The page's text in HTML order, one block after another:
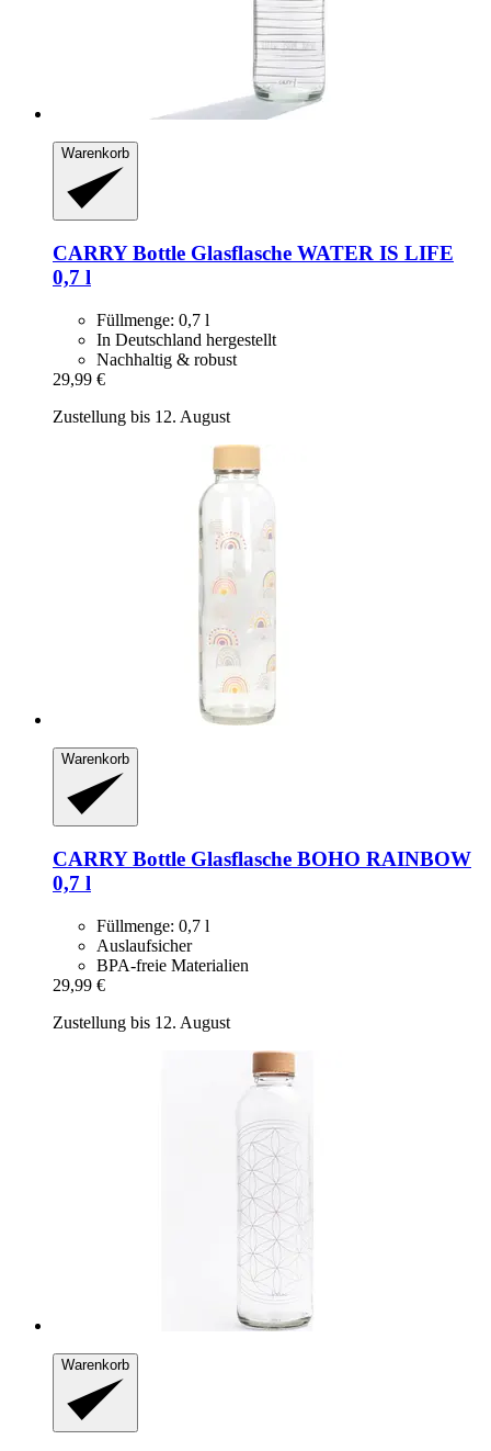
Warenkorb
CARRY Bottle Glasflasche WATER IS LIFE
0,7 l
Füllmenge: 0,7 l
In Deutschland hergestellt
Nachhaltig & robust
29,99 €
Zustellung bis 12. August
Warenkorb
CARRY Bottle Glasflasche BOHO RAINBOW
0,7 l
Füllmenge: 0,7 l
Auslaufsicher
BPA-freie Materialien
29,99 €
Zustellung bis 12. August
Warenkorb